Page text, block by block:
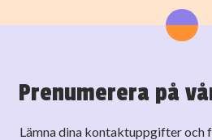
Prenumerera på
Lämna dina kontaktuppgifter och